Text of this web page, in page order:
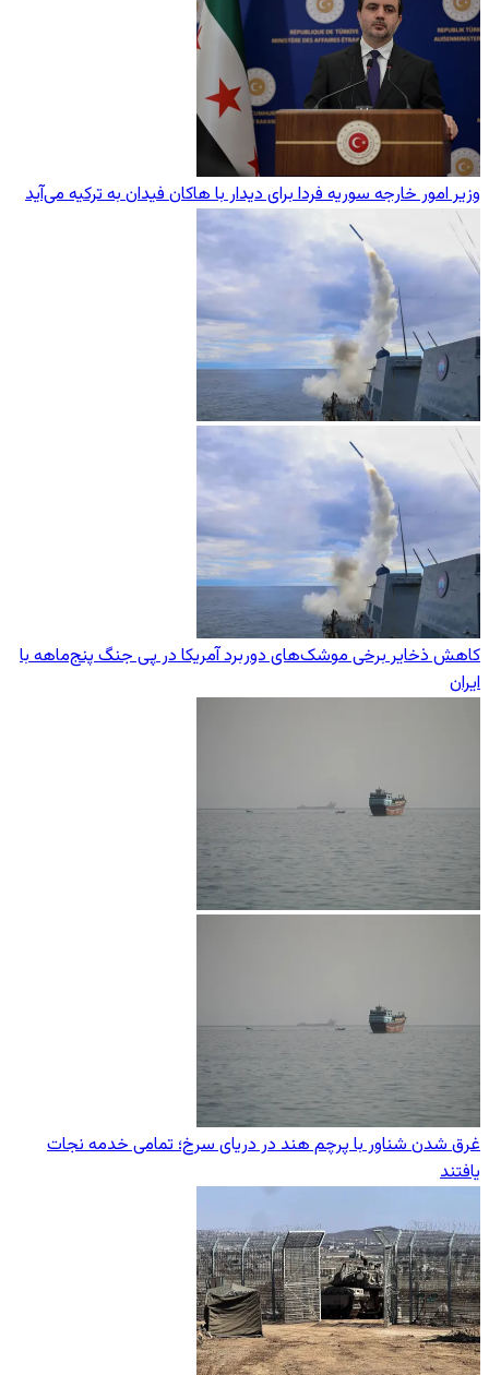
وزیر امور خارجه سوریه فردا برای دیدار با هاکان فیدان به ترکیه می‌آید
کاهش ذخایر برخی موشک‌های دوربرد آمریکا در پی جنگ پنج‌ماهه با
ایران
غرق شدن شناور با پرچم هند در دریای سرخ؛ تمامی خدمه نجات
یافتند